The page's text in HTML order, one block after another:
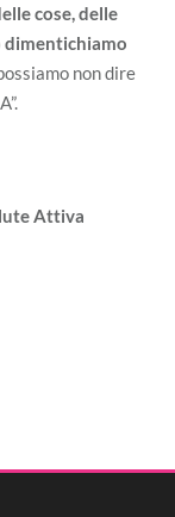
cose, delle
dimentichiamo
non dire
Attiva